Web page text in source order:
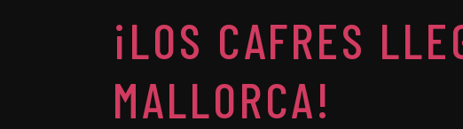
¡LOS CAFRES
MALLORCA!